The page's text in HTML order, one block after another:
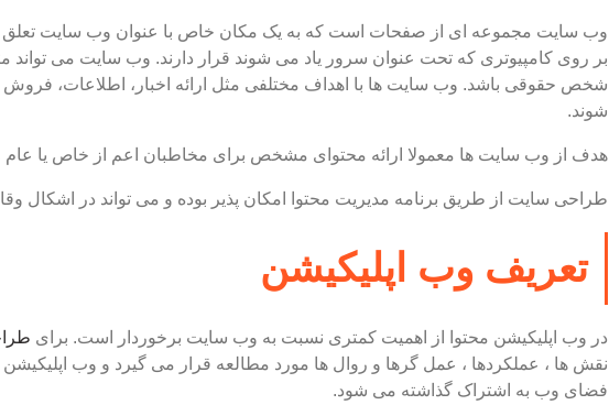
وب سایت مجموعه ای از صفحات است که به یک مکان خاص با عنوان وب سایت تعلق
بر روی کامپیوتری که تحت عنوان سرور یاد می شوند قرار دارند. وب سایت می تواند
شخص حقوقی باشد. وب سایت ها با اهداف مختلفی مثل ارائه اخبار، اطلاعات،
شوند.
هدف از وب سایت ها معمولا ارائه محتوای مشخص برای مخاطبان اعم از خاص یا عام
طراحی سایت از طریق برنامه مدیریت محتوا امکان پذیر بوده و می تواند در اشکال
تعریف وب اپلیکیشن
در وب اپلیکیشن محتوا از اهمیت کمتری نسبت به وب سایت برخوردار است. برای
نقش ها ، عملکردها ، عمل گرها و روال ها مورد مطالعه قرار می گیرد و وب اپلیکیشن
فضای وب به اشتراک گذاشته می شود.